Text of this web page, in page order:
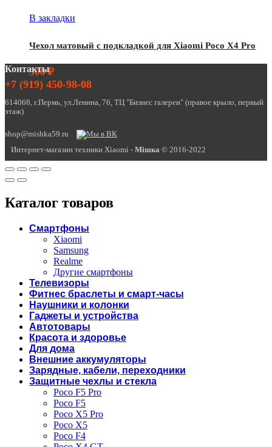
В закладки
Чехол матовый с подкладкой для Xiaomi Poco X4 Pro
500₽
Контакты
+7 (919) 450-98-08
614068, г.Пермь, ул.Ленина, 76, ТЦ "Бизнес галереи" (правое крыло, первый
этаж)
shop@mishka59.ru
Интернет-магазин техники Xiaomi - Miшка © 2016-2022
Каталог товаров
Смартфоны
Xiaomi
Samsung
Realme
Другие смартфоны
Телевизоры
Фитнес браслеты и смарт-часы
Наушники и колонки
Гаджеты и устройства
Автотовары
Красота и здоровье
Для дома
Внешние аккумуляторы
Зарядные, кабели, переходники
Защитные чехлы и стекла
Poco F5 Pro
Poco F5
Poco X5 Pro
Poco X5
Poco F4